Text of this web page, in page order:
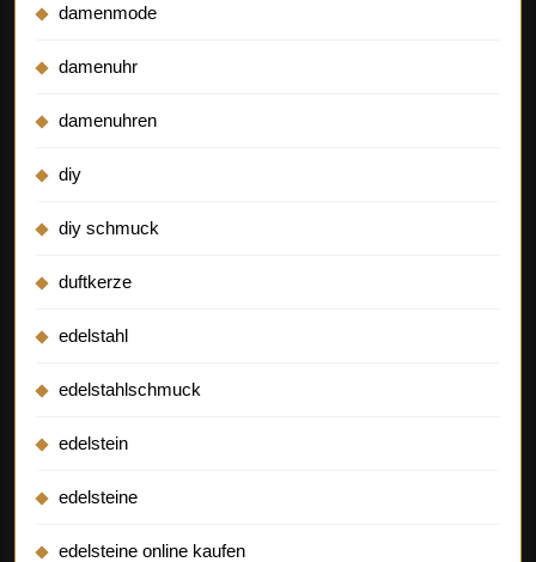
damenmode
damenuhr
damenuhren
diy
diy schmuck
duftkerze
edelstahl
edelstahlschmuck
edelstein
edelsteine
edelsteine online kaufen